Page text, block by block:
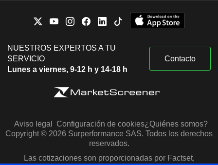
NUESTROS EXPERTOS A TU
SERVICIO
Lunes a viernes, 9-12 h y 14-18 h
Contacto
Aviso legal Configuración de cookies¿Quiénes somos?
Copyright © 2026 Surperformance SAS. Todos los derechos
reservados.
Las cotizaciones son proporcionadas por Factset,